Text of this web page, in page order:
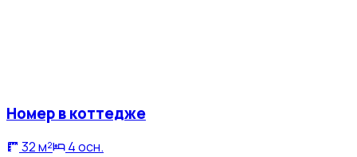
Номер в коттедже
32 м² 4 осн.